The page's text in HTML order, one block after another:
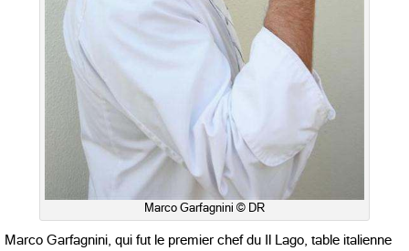
Marco Garfagnini © DR
Marco Garfagnini, qui fut le premier chef du Il Lago, table italienne